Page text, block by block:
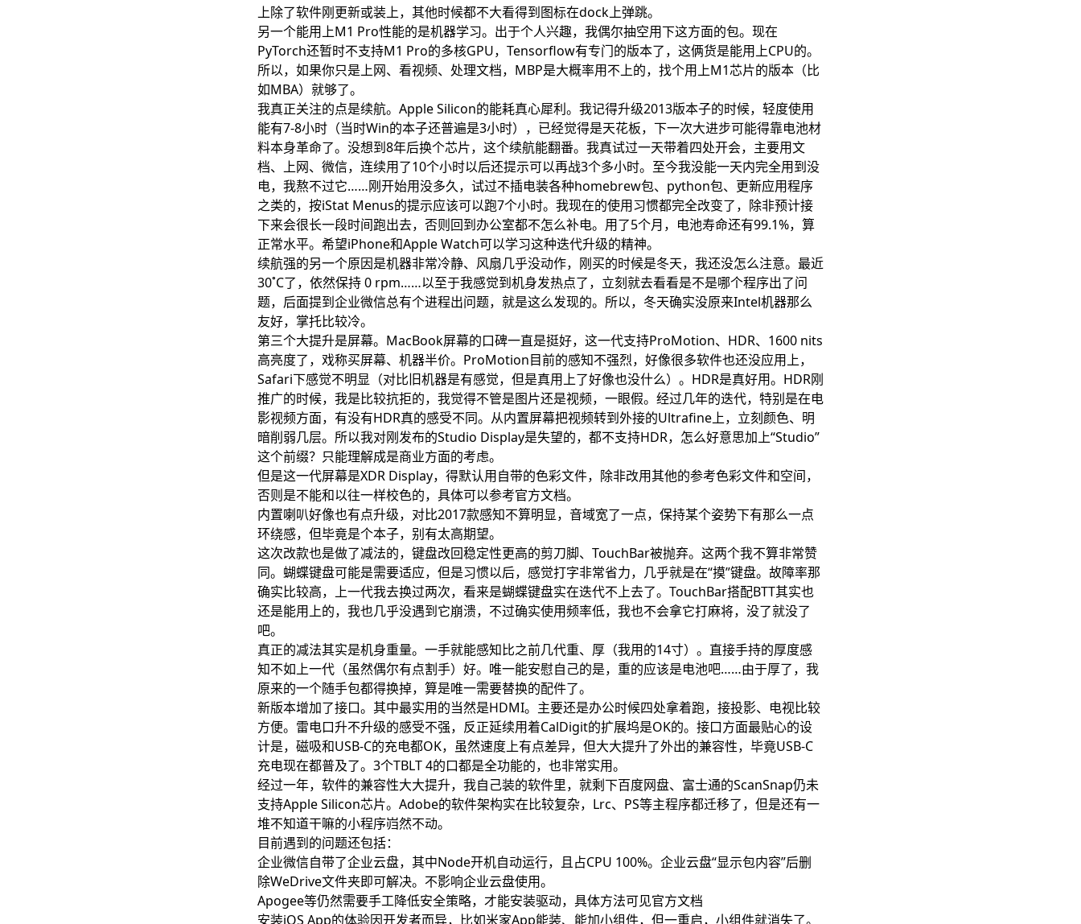
上除了软件刚更新或装上，其他时候都不大看得到图标在dock上弹跳。
另一个能用上M1 Pro性能的是机器学习。出于个人兴趣，我偶尔抽空用下这方面的包。现在
PyTorch还暂时不支持M1 Pro的多核GPU，Tensorflow有专门的版本了，这俩货是能用上CPU的。
所以，如果你只是上网、看视频、处理文档，MBP是大概率用不上的，找个用上M1芯片的版本（比
如MBA）就够了。
我真正关注的点是续航。Apple Silicon的能耗真心犀利。我记得升级2013版本子的时候，轻度使用
能有7-8小时（当时Win的本子还普遍是3小时），已经觉得是天花板，下一次大进步可能得靠电池材
料本身革命了。没想到8年后换个芯片，这个续航能翻番。我真试过一天带着四处开会，主要用文
档、上网、微信，连续用了10个小时以后还提示可以再战3个多小时。至今我没能一天内完全用到没
电，我熬不过它……刚开始用没多久，试过不插电装各种homebrew包、python包、更新应用程序
之类的，按iStat Menus的提示应该可以跑7个小时。我现在的使用习惯都完全改变了，除非预计接
下来会很长一段时间跑出去，否则回到办公室都不怎么补电。用了5个月，电池寿命还有99.1%，算
正常水平。希望iPhone和Apple Watch可以学习这种迭代升级的精神。
续航强的另一个原因是机器非常冷静、风扇几乎没动作，刚买的时候是冬天，我还没怎么注意。最近
30˚C了，依然保持 0 rpm……以至于我感觉到机身发热点了，立刻就去看看是不是哪个程序出了问
题，后面提到企业微信总有个进程出问题，就是这么发现的。所以，冬天确实没原来Intel机器那么
友好，掌托比较冷。
第三个大提升是屏幕。MacBook屏幕的口碑一直是挺好，这一代支持ProMotion、HDR、1600 nits
高亮度了，戏称买屏幕、机器半价。ProMotion目前的感知不强烈，好像很多软件也还没应用上，
Safari下感觉不明显（对比旧机器是有感觉，但是真用上了好像也没什么）。HDR是真好用。HDR刚
推广的时候，我是比较抗拒的，我觉得不管是图片还是视频，一眼假。经过几年的迭代，特别是在电
影视频方面，有没有HDR真的感受不同。从内置屏幕把视频转到外接的Ultrafine上，立刻颜色、明
暗削弱几层。所以我对刚发布的Studio Display是失望的，都不支持HDR，怎么好意思加上“Studio”
这个前缀？只能理解成是商业方面的考虑。
但是这一代屏幕是XDR Display，得默认用自带的色彩文件，除非改用其他的参考色彩文件和空间，
否则是不能和以往一样校色的，具体可以参考官方文档。
内置喇叭好像也有点升级，对比2017款感知不算明显，音域宽了一点，保持某个姿势下有那么一点
环绕感，但毕竟是个本子，别有太高期望。
这次改款也是做了减法的，键盘改回稳定性更高的剪刀脚、TouchBar被抛弃。这两个我不算非常赞
同。蝴蝶键盘可能是需要适应，但是习惯以后，感觉打字非常省力，几乎就是在“摸”键盘。故障率那
确实比较高，上一代我去换过两次，看来是蝴蝶键盘实在迭代不上去了。TouchBar搭配BTT其实也
还是能用上的，我也几乎没遇到它崩溃，不过确实使用频率低，我也不会拿它打麻将，没了就没了
吧。
真正的减法其实是机身重量。一手就能感知比之前几代重、厚（我用的14寸）。直接手持的厚度感
知不如上一代（虽然偶尔有点割手）好。唯一能安慰自己的是，重的应该是电池吧……由于厚了，我
原来的一个随手包都得换掉，算是唯一需要替换的配件了。
新版本增加了接口。其中最实用的当然是HDMI。主要还是办公时候四处拿着跑，接投影、电视比较
方便。雷电口升不升级的感受不强，反正延续用着CalDigit的扩展坞是OK的。接口方面最贴心的设
计是，磁吸和USB-C的充电都OK，虽然速度上有点差异，但大大提升了外出的兼容性，毕竟USB-C
充电现在都普及了。3个TBLT 4的口都是全功能的，也非常实用。
经过一年，软件的兼容性大大提升，我自己装的软件里，就剩下百度网盘、富士通的ScanSnap仍未
支持Apple Silicon芯片。Adobe的软件架构实在比较复杂，Lrc、PS等主程序都迁移了，但是还有一
堆不知道干嘛的小程序岿然不动。
目前遇到的问题还包括：
企业微信自带了企业云盘，其中Node开机自动运行，且占CPU 100%。企业云盘“显示包内容”后删
除WeDrive文件夹即可解决。不影响企业云盘使用。
Apogee等仍然需要手工降低安全策略，才能安装驱动，具体方法可见官方文档
安装iOS App的体验因开发者而异，比如米家App能装、能加小组件，但一重启，小组件就消失了。